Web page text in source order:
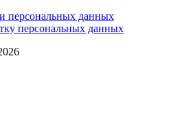
персональных данных
персональных данных